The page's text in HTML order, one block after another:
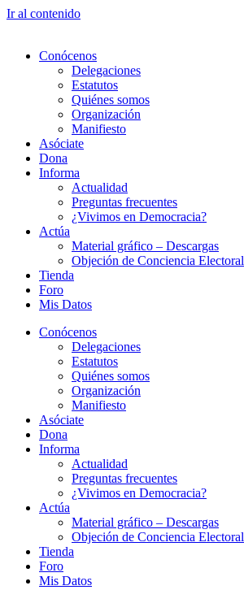
Ir al contenido
Conócenos
Delegaciones
Estatutos
Quiénes somos
Organización
Manifiesto
Asóciate
Dona
Informa
Actualidad
Preguntas frecuentes
¿Vivimos en Democracia?
Actúa
Material gráfico – Descargas
Objeción de Conciencia Electoral
Tienda
Foro
Mis Datos
Conócenos
Delegaciones
Estatutos
Quiénes somos
Organización
Manifiesto
Asóciate
Dona
Informa
Actualidad
Preguntas frecuentes
¿Vivimos en Democracia?
Actúa
Material gráfico – Descargas
Objeción de Conciencia Electoral
Tienda
Foro
Mis Datos